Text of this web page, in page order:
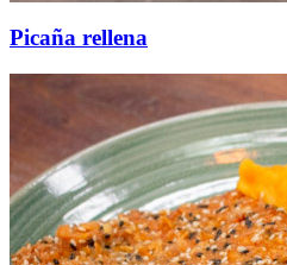
Picaña rellena